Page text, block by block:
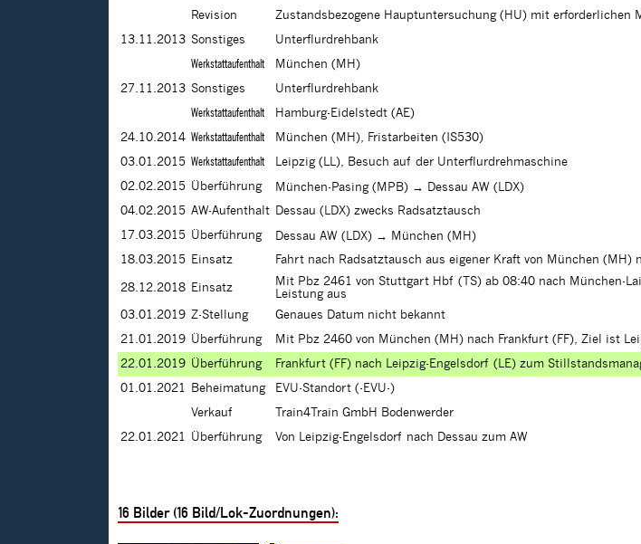
Revision
Zustandsbezogene Hauptuntersuchung (HU) mit erforderlichen
13.11.2013 Sonstiges
Unterflurdrehbank
Werkstattaufenthalt
München (MH)
27.11.2013 Sonstiges
Unterflurdrehbank
Werkstattaufenthalt
Hamburg-Eidelstedt (AE)
24.10.2014 Werkstattaufenthalt
München (MH), Fristarbeiten (IS530)
03.01.2015 Werkstattaufenthalt
Leipzig (LL), Besuch auf der Unterflurdrehmaschine
02.02.2015 Überführung
München-Pasing (MPB) → Dessau AW (LDX)
04.02.2015 AW-Aufenthalt Dessau (LDX) zwecks Radsatztausch
17.03.2015 Überführung
Dessau AW (LDX) → München (MH)
18.03.2015 Einsatz Fahrt nach Radsatztausch aus eigener Kraft von München (MH)
28.12.2018 Einsatz
Mit Pbz 2461 von Stuttgart Hbf (TS) ab 08:40 nach München-
Leistung aus
03.01.2019 Z-Stellung
Genaues Datum nicht bekannt
21.01.2019 Überführung
Mit Pbz 2460 von München (MH) nach Frankfurt (FF), Ziel ist
22.01.2019 Überführung
Frankfurt (FF) nach Leipzig-Engelsdorf (LE) zum
01.01.2021
Beheimatung
EVU-Standort (-EVU-)
Verkauf
Train4Train GmbH Bodenwerder
22.01.2021 Überführung Von Leipzig-Engelsdorf nach Dessau zum AW
16 Bilder (16 Bild/Lok-Zuordnungen):